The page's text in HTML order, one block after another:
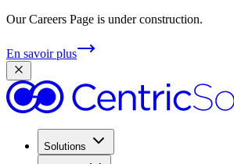
Our Careers Page is under construction.
En savoir plus
Solutions